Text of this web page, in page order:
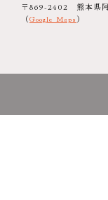
〒869-2402 熊本県
（Google Maps）